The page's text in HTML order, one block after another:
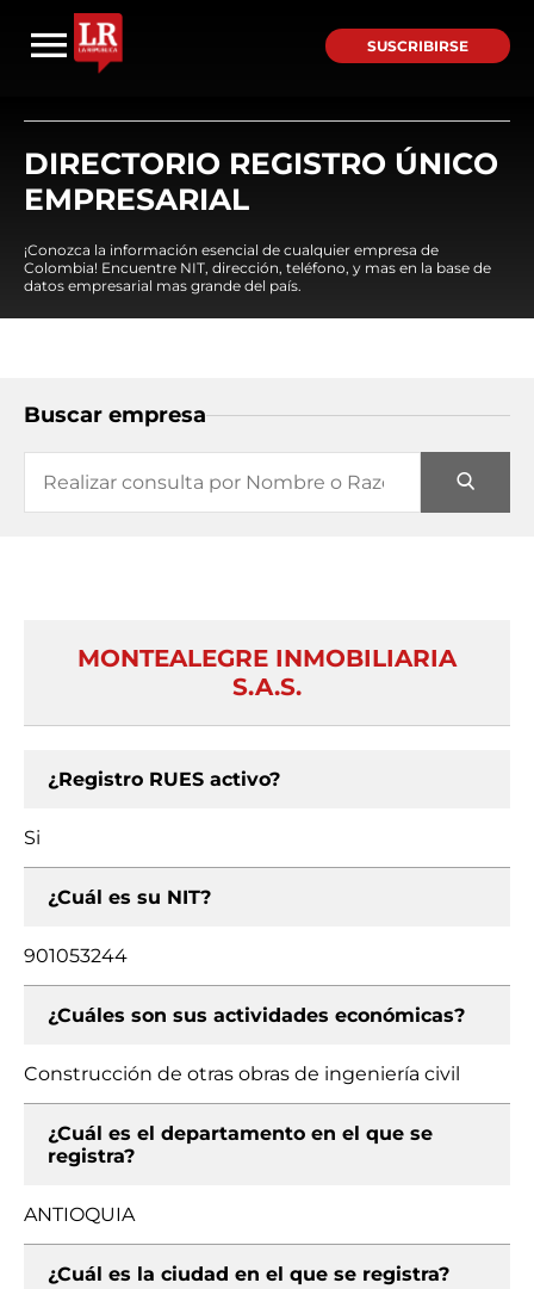
SUSCRIBIRSE
DIRECTORIO REGISTRO ÚNICO
EMPRESARIAL
¡Conozca la información esencial de cualquier empresa de
Colombia! Encuentre NIT, dirección, teléfono, y mas en la base de
datos empresarial mas grande del país.
Buscar empresa
MONTEALEGRE INMOBILIARIA
S.A.S.
¿Registro RUES activo?
Si
¿Cuál es su NIT?
901053244
¿Cuáles son sus actividades económicas?
Construcción de otras obras de ingeniería civil
¿Cuál es el departamento en el que se
registra?
ANTIOQUIA
¿Cuál es la ciudad en el que se registra?